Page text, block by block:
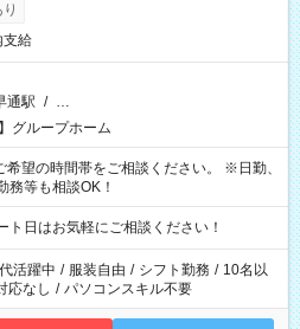
支給
通駅 / …
グループホーム
務等も相談OK！
日はお気軽にご相談ください！
活躍中 / 服装自由 / シフト勤務 / 10名以
応なし / パソコンスキル不要